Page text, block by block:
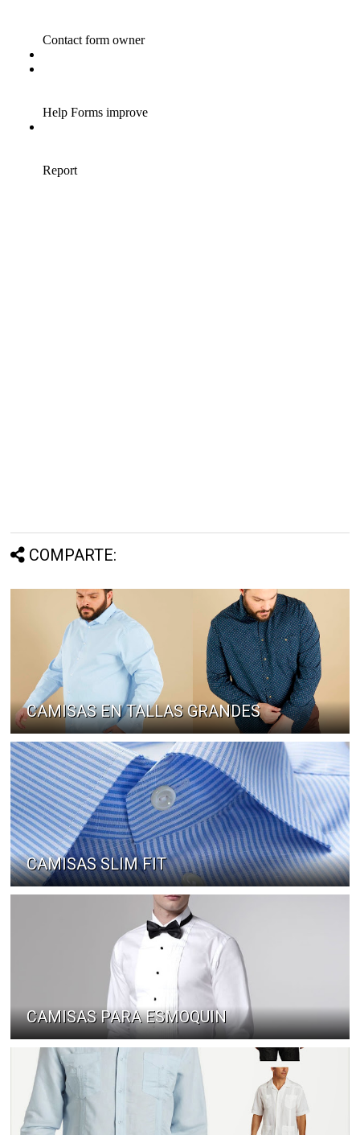
COMPARTE:
CAMISAS EN TALLAS GRANDES
CAMISAS SLIM FIT
CAMISAS PARA ESMOQUIN